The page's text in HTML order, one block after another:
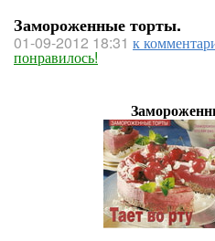
Замороженные торты.
01-09-2012 18:31 к
понравилось!